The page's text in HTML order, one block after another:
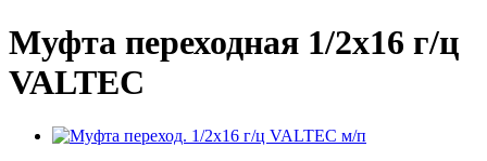
Муфта переходная 1/2х16 г/ц
VALTEC